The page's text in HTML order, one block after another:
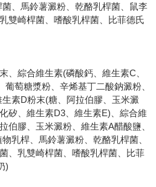
、馬鈴薯澱粉、乾酪乳桿菌、鼠李
雙崎桿菌、嗜酸乳桿菌、比菲德氏
、綜合維生素(磷酸鈣、維生素C、
萄糖漿粉、辛烯基丁二酸鈉澱粉、
素D粉末(糖、阿拉伯膠、玉米澱
矽、維生素D3、維生素E)、綜合維
伯膠、玉米澱粉、維生素A醋酸鹽、
乳桿、馬鈴薯澱粉、乾酪乳桿菌、
、乳雙崎桿菌、嗜酸乳桿菌、比菲
)